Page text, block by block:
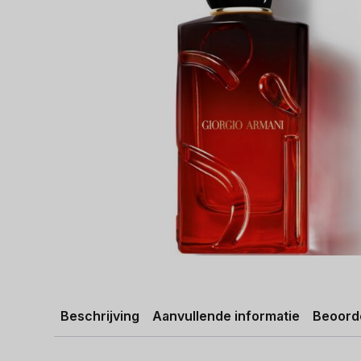
Beschrijving Aanvullende informatie